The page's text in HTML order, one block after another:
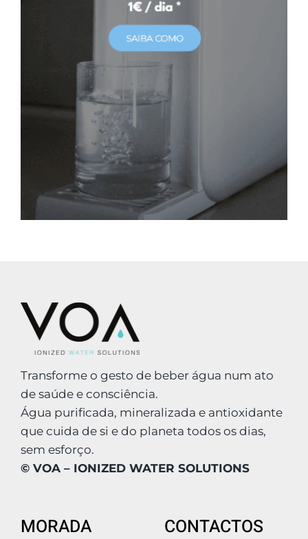
Transforme o gesto de beber água num ato
de saúde e consciência.
Água purificada, mineralizada e antioxidante
que cuida de si e do planeta todos os dias,
sem esforço.
© VOA – IONIZED WATER SOLUTIONS
MORADA CONTACTOS